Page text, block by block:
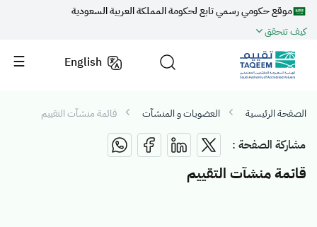
موقع حكومي رسمي تابع لحكومة المملكة العربية السعودية
كيف تتحقق
English
الصفحة الرئيسية العضويات و المنشآت قائمة منشآت التقييم
مشاركة الصفحة :
قائمة منشآت التقييم